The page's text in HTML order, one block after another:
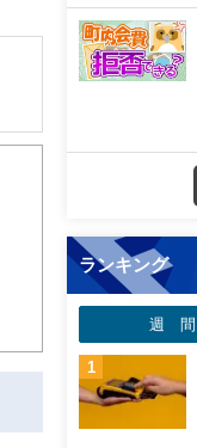
ランキング
週 間